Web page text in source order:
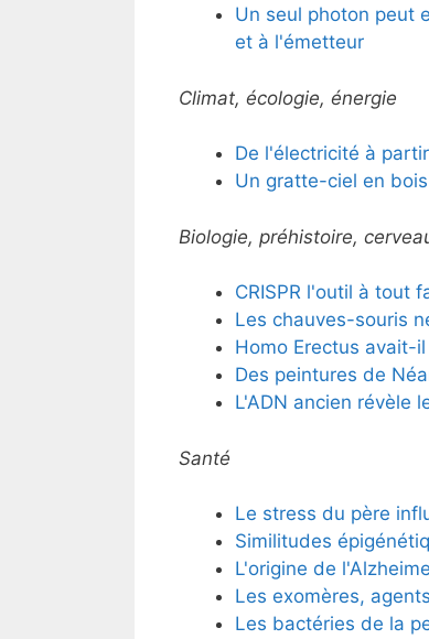
Un seul photon peut
et à l'émetteur
Climat, écologie, énergie
De l'électricité à
Un gratte-ciel en
Biologie, préhistoire,
CRISPR l'outil à tout
Les chauves-souris
Homo Erectus avait-
Des peintures de
L'ADN ancien révèle
Santé
Le stress du père
Similitudes
L'origine de
Les exomères,
Les bactéries de la